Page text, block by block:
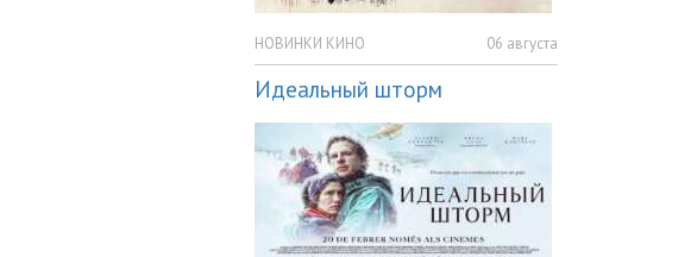
НОВИНКИ КИНО 06 августа
Идеальный шторм